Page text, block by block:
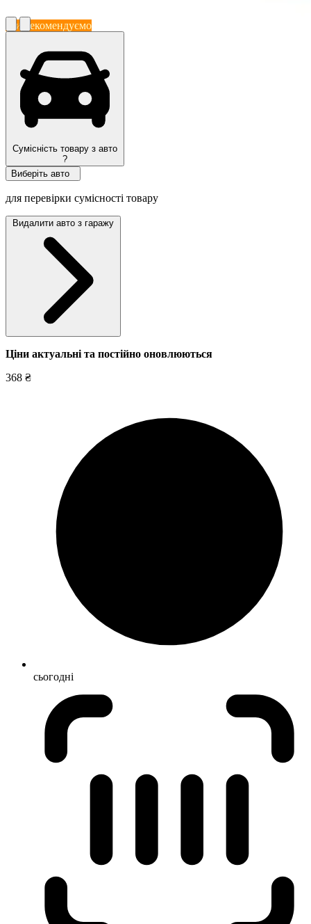
Ми рекомендуємо
Сумісність товару з авто
?
Виберіть авто
для перевірки сумісності товару
Видалити авто з гаражу
Ціни актуальні та постійно оновлюються
368 ₴
сьогодні